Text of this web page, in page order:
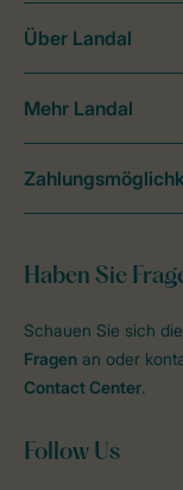
Haben Sie
Schauen Sie sich die
Fragen an oder
Contact Center.
Follow Us
Über Landal
Mehr Landal